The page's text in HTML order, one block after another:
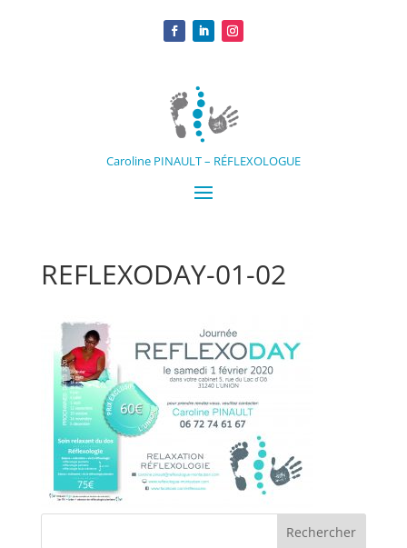
Caroline PINAULT – RÉFLEXOLOGUE
REFLEXODAY-01-02